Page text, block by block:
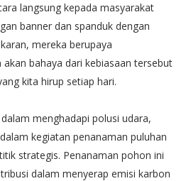
langsung kepada masyarakat
banner dan spanduk dengan
mereka berupaya
bahaya dari kebiasaan tersebut
kita hirup setiap hari.
menghadapi polusi udara,
kegiatan penanaman puluhan
strategis. Penanaman pohon ini
dalam menyerap emisi karbon